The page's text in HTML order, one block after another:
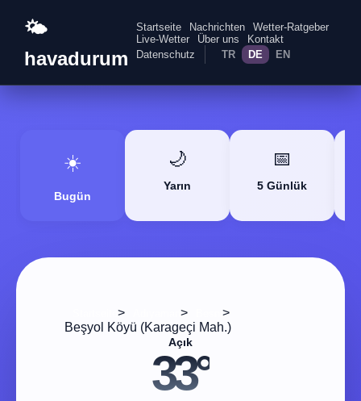
🌤️
havadurum
Startseite Nachrichten
Wetter-Ratgeber
Live-Wetter
Über uns
Kontakt
Datenschutz
TR DE EN
☀️
Bugün
🌙
Yarın
📅
5 Günlük
> >
>
Beşyol Köyü (Karageçi Mah.)
Açık
33°